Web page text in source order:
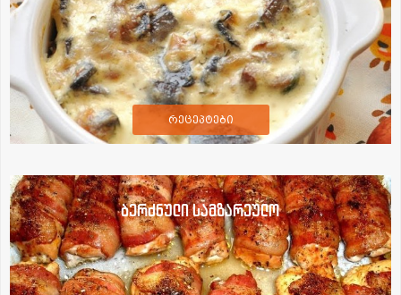
რეცეპტები
ბერძნული სამზარეულო